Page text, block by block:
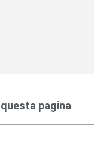
pagina